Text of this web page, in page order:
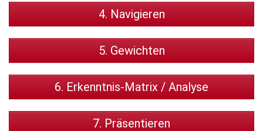
4. Navigieren
5. Gewichten
6. Erkenntnis-Matrix / Analyse
7. Präsentieren